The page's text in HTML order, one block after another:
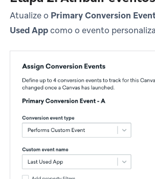
Atualize o Primary Conversion
Used Appcomo o evento